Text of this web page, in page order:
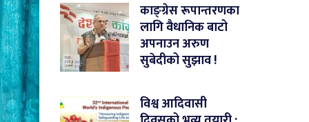
काङ्ग्रेस रूपान्तरणका
लागि वैधानिक बाटो
अपनाउन अरुण
सुबेदीको सुझाव !
विश्व आदिवासी